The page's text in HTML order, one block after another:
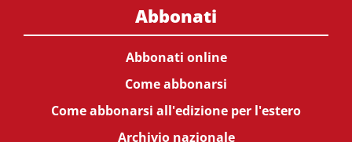
Abbonati
Abbonati online
Come abbonarsi
Come abbonarsi all'edizione per l'estero
Archivio nazionale